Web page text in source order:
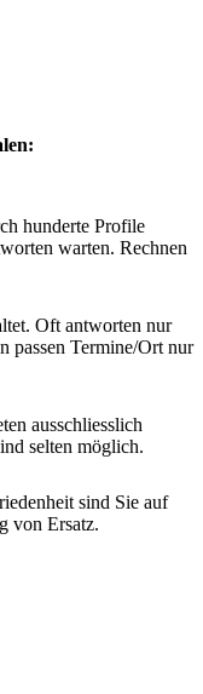
hunderte Profile
warten. Rechnen
Oft antworten nur
passen Termine/Ort nur
ausschliesslich
selten möglich.
sind Sie auf
von Ersatz.